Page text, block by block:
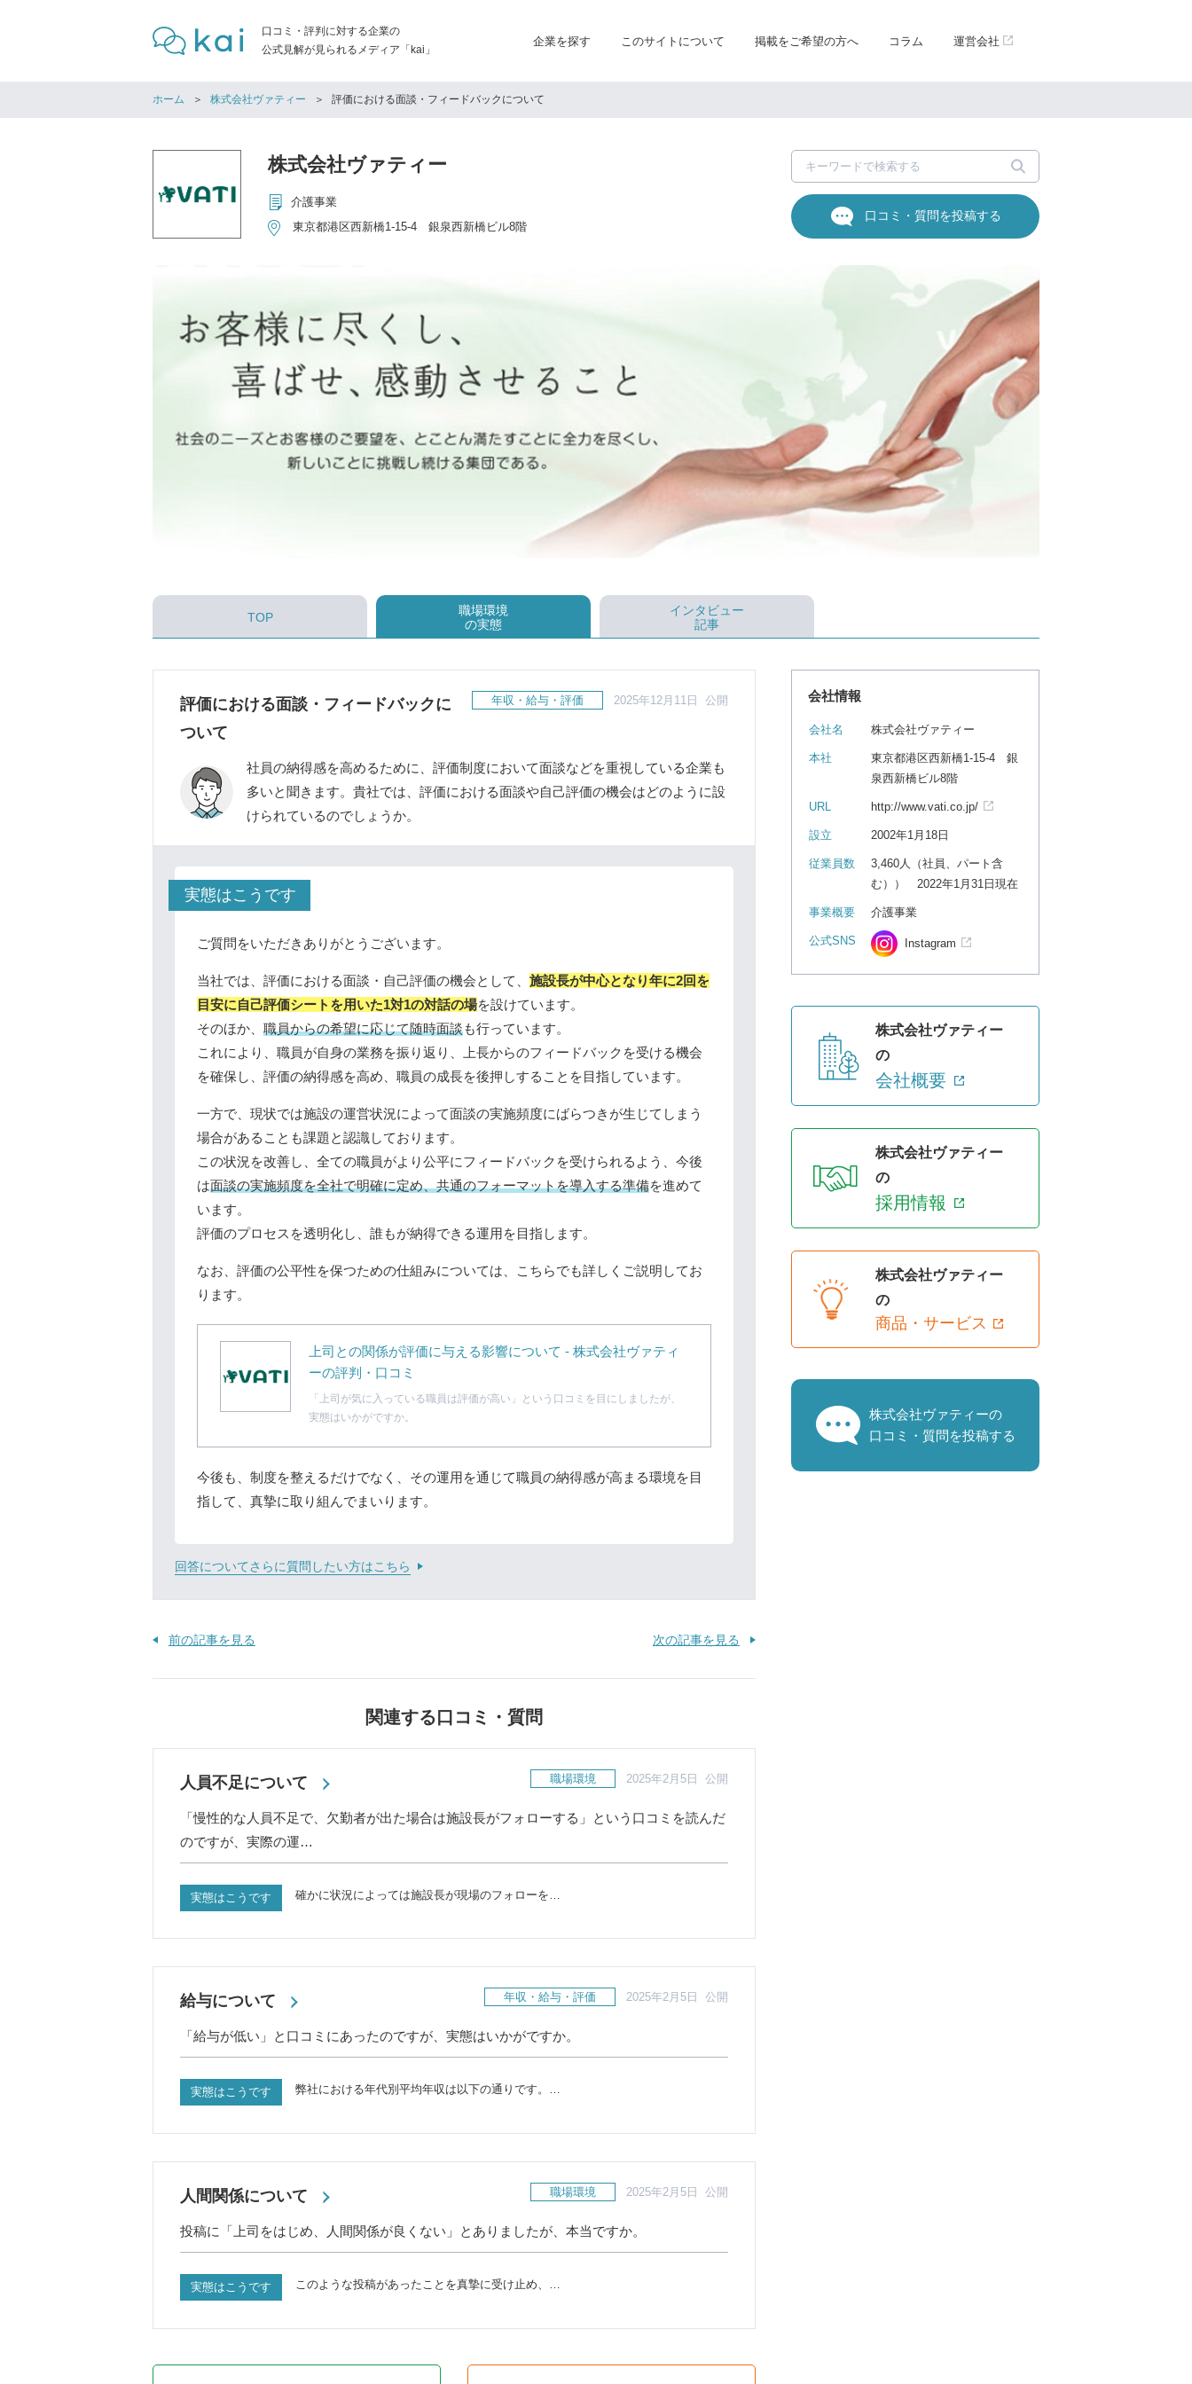
口コミ・評判に対する企業の
公式見解が見られるメディア「kai」
企業を探す このサイトについて 掲載をご希望の方へ コラム 運営会社
ホーム 株式会社ヴァティー 評価における面談・フィードバックについて
株式会社ヴァティー
介護事業
東京都港区西新橋1-15-4 銀泉西新橋ビル8階
口コミ・質問を投稿する
TOP
職場環境
の実態
インタビュー
記事
評価における面談・フィードバックに
ついて
年収・給与・評価 2025年12月11日 公開
社員の納得感を高めるために、評価制度において面談などを重視している企業も
多いと聞きます。貴社では、評価における面談や自己評価の機会はどのように設
けられているのでしょうか。
実態はこうです
ご質問をいただきありがとうございます。
当社では、評価における面談・自己評価の機会として、 施設長が中心となり年に2回を
目安に自己評価シートを用いた1対1の対話の場を設けています。
そのほか、 職員からの希望に応じて随時面談も行っています。
これにより、職員が自身の業務を振り返り、上長からのフィードバックを受ける機会
を確保し、評価の納得感を高め、職員の成長を後押しすることを目指しています。
一方で、現状では施設の運営状況によって面談の実施頻度にばらつきが生じてしまう
場合があることも課題と認識しております。
この状況を改善し、全ての職員がより公平にフィードバックを受けられるよう、今後
は面談の実施頻度を全社で明確に定め、共通のフォーマットを導入する準備を進めて
います。
評価のプロセスを透明化し、誰もが納得できる運用を目指します。
なお、評価の公平性を保つための仕組みについては、こちらでも詳しくご説明してお
ります。
上司との関係が評価に与える影響について - 株式会社ヴァティ
ーの評判・口コミ
「上司が気に入っている職員は評価が高い」という口コミを目にしましたが、
実態はいかがですか。
今後も、制度を整えるだけでなく、その運用を通じて職員の納得感が高まる環境を目
指して、真摯に取り組んでまいります。
回答についてさらに質問したい方はこちら
前の記事を見る 次の記事を見る
関連する口コミ・質問
人員不足について 職場環境 2025年2月5日 公開
「慢性的な人員不足で、欠勤者が出た場合は施設長がフォローする」という口コミを読んだ
のですが、実際の運…
実態はこうです 確かに状況によっては施設長が現場のフォローを…
給与について 年収・給与・評価 2025年2月5日 公開
「給与が低い」と口コミにあったのですが、実態はいかがですか。
実態はこうです 弊社における年代別平均年収は以下の通りです。…
人間関係について 職場環境 2025年2月5日 公開
投稿に「上司をはじめ、人間関係が良くない」とありましたが、本当ですか。
実態はこうです このような投稿があったことを真摯に受け止め、…
会社情報
会社名 株式会社ヴァティー
本社
東京都港区西新橋1-15-4 銀
泉西新橋ビル8階
URL http://www.vati.co.jp/
設立 2002年1月18日
従業員数
3,460人（社員、パート含
む）） 2022年1月31日現在
事業概要 介護事業
公式SNS Instagram
株式会社ヴァティー
の
会社概要
株式会社ヴァティー
の
採用情報
株式会社ヴァティー
の
商品・サービス
株式会社ヴァティーの
口コミ・質問を投稿する